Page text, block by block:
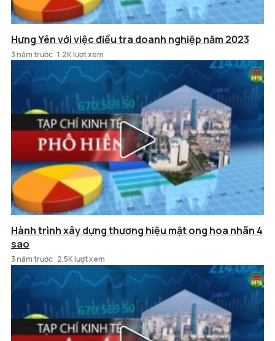
Hưng Yên với việc điều tra doanh nghiệp năm 2023
3 năm trước 1.2K lượt xem
Hành trình xây dựng thương hiệu mật ong hoa nhãn 4
sao
3 năm trước 2.5K lượt xem